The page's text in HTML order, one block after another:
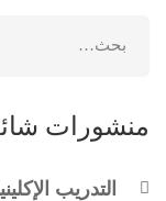
منشورات
التدريب